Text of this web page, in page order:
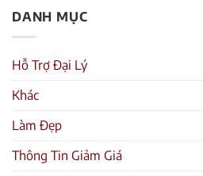
DANH MỤC
Hỗ Trợ Đại Lý
Khác
Làm Đẹp
Thông Tin Giảm Giá